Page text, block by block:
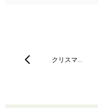
クリスマ…